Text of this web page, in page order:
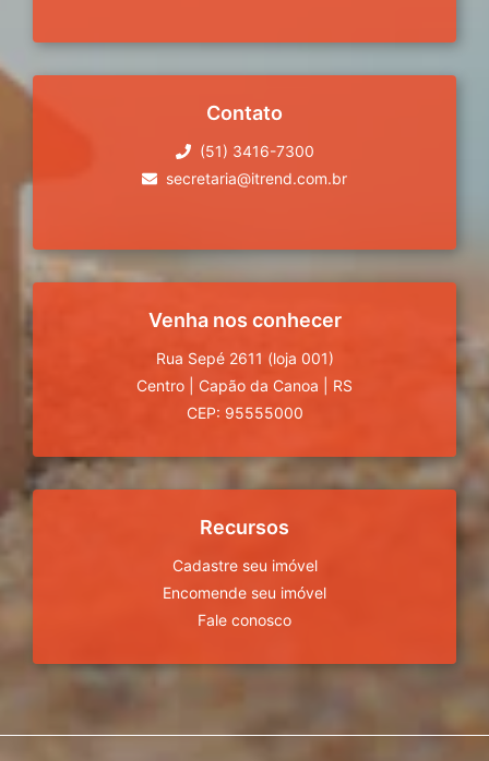
Contato
(51) 3416-7300
secretaria@itrend.com.br
Venha nos conhecer
Rua Sepé 2611 (loja 001)
Centro
Capão da Canoa
RS
CEP: 95555000
Recursos
Cadastre seu imóvel
Encomende seu imóvel
Fale conosco